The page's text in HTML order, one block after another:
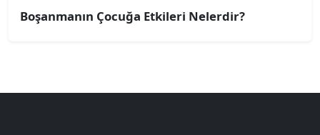
Boşanmanın Çocuğa Etkileri Nelerdir?